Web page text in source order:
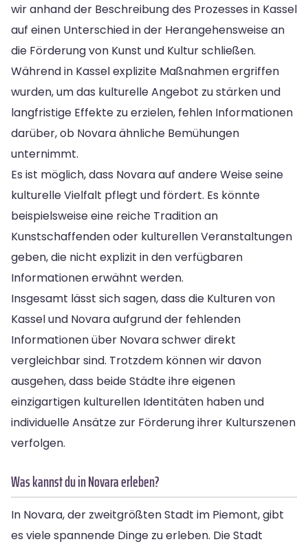
wir anhand der Beschreibung des Prozesses in Kassel
auf einen Unterschied in der Herangehensweise an
die Förderung von Kunst und Kultur schließen.
Während in Kassel explizite Maßnahmen ergriffen
wurden, um das kulturelle Angebot zu stärken und
langfristige Effekte zu erzielen, fehlen Informationen
darüber, ob Novara ähnliche Bemühungen
unternimmt.
Es ist möglich, dass Novara auf andere Weise seine
kulturelle Vielfalt pflegt und fördert. Es könnte
beispielsweise eine reiche Tradition an
Kunstschaffenden oder kulturellen Veranstaltungen
geben, die nicht explizit in den verfügbaren
Informationen erwähnt werden.
Insgesamt lässt sich sagen, dass die Kulturen von
Kassel und Novara aufgrund der fehlenden
Informationen über Novara schwer direkt
vergleichbar sind. Trotzdem können wir davon
ausgehen, dass beide Städte ihre eigenen
einzigartigen kulturellen Identitäten haben und
individuelle Ansätze zur Förderung ihrer Kulturszenen
verfolgen.
Was kannst du in Novara erleben?
In Novara, der zweitgrößten Stadt im Piemont, gibt
es viele spannende Dinge zu erleben. Die Stadt